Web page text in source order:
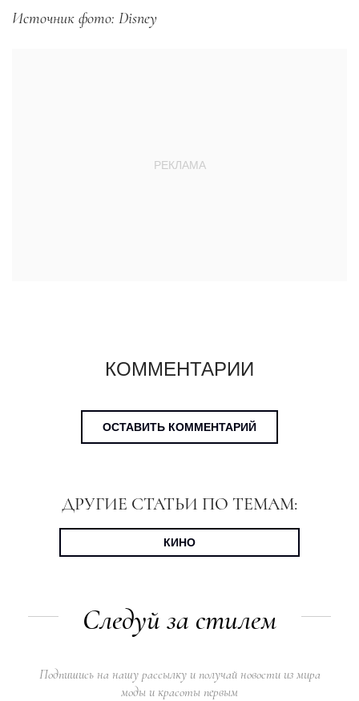
Источник фото: Disney
КОММЕНТАРИИ
ОСТАВИТЬ КОММЕНТАРИЙ
ДРУГИЕ СТАТЬИ ПО ТЕМАМ:
КИНО
Следуй за стилем
Подпишись на нашу рассылку и получай новости из мира
моды и красоты первым